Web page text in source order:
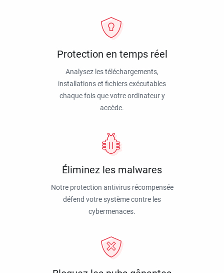
Protection en temps réel
Analysez les téléchargements,
installations et fichiers exécutables
chaque fois que votre ordinateur y
accède.
Éliminez les malwares
Notre protection antivirus récompensée
défend votre système contre les
cybermenaces.